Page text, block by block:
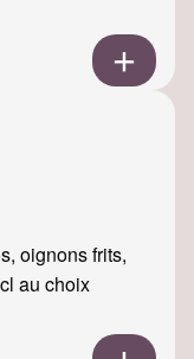
oignons frits,
au choix